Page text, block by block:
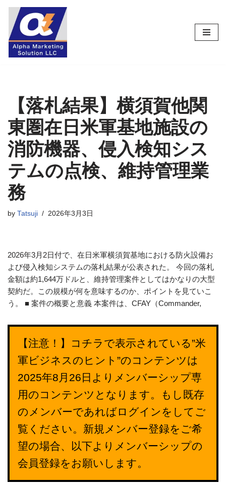
コ
ン
テ
ッ
プ
【落札結果】横須賀他関
東圏在日米軍基地施設の
消防機器、侵入検知シス
テムの点検、維持管理業
務
by Tatsuji 2026年3月3日
2026年3月2日付で、在日米軍横須賀基地における防火設備お
よび侵入検知システムの落札結果が公表された。 今回の落札
金額は約1,644万ドルと、維持管理案件としてはかなりの大型
契約だ。この規模が何を意味するのか、ポイントを見ていこ
う。 ■ 案件の概要と意義 本案件は、CFAY（Commander,
【注意！】コチラで表示されている”米
軍ビジネスのヒント”のコンテンツは
2025年8月26日よりメンバーシップ専
用のコンテンツとなります。もし既存
のメンバーであればログインをしてご
覧ください。新規メンバー登録をご希
望の場合、以下よりメンバーシップの
会員登録をお願いします。